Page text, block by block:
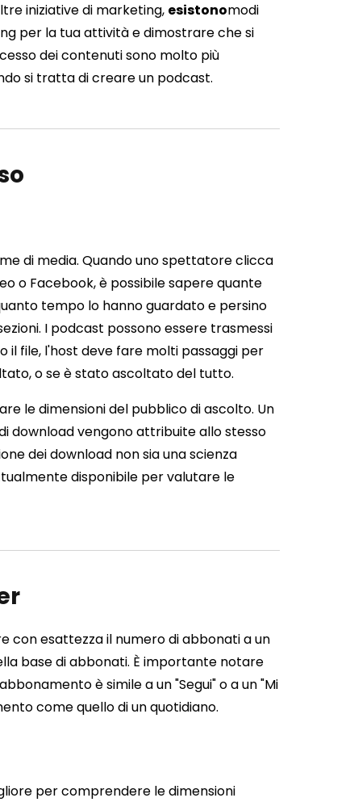
iniziative di marketing, esistonomodi
per la tua attività e dimostrare che si
dei contenuti sono molto più
si tratta di creare un podcast.
di media. Quando uno spettatore clicca
o Facebook, è possibile sapere quante
tempo lo hanno guardato e persino
I podcast possono essere trasmessi
il file, l'host deve fare molti passaggi per
o se è stato ascoltato del tutto.
le dimensioni del pubblico di ascolto. Un
download vengono attribuite allo stesso
dei download non sia una scienza
disponibile per valutare le
con esattezza il numero di abbonati a un
base di abbonati. È importante notare
è simile a un "Segui" o a un "Mi
come quello di un quotidiano.
per comprendere le dimensioni